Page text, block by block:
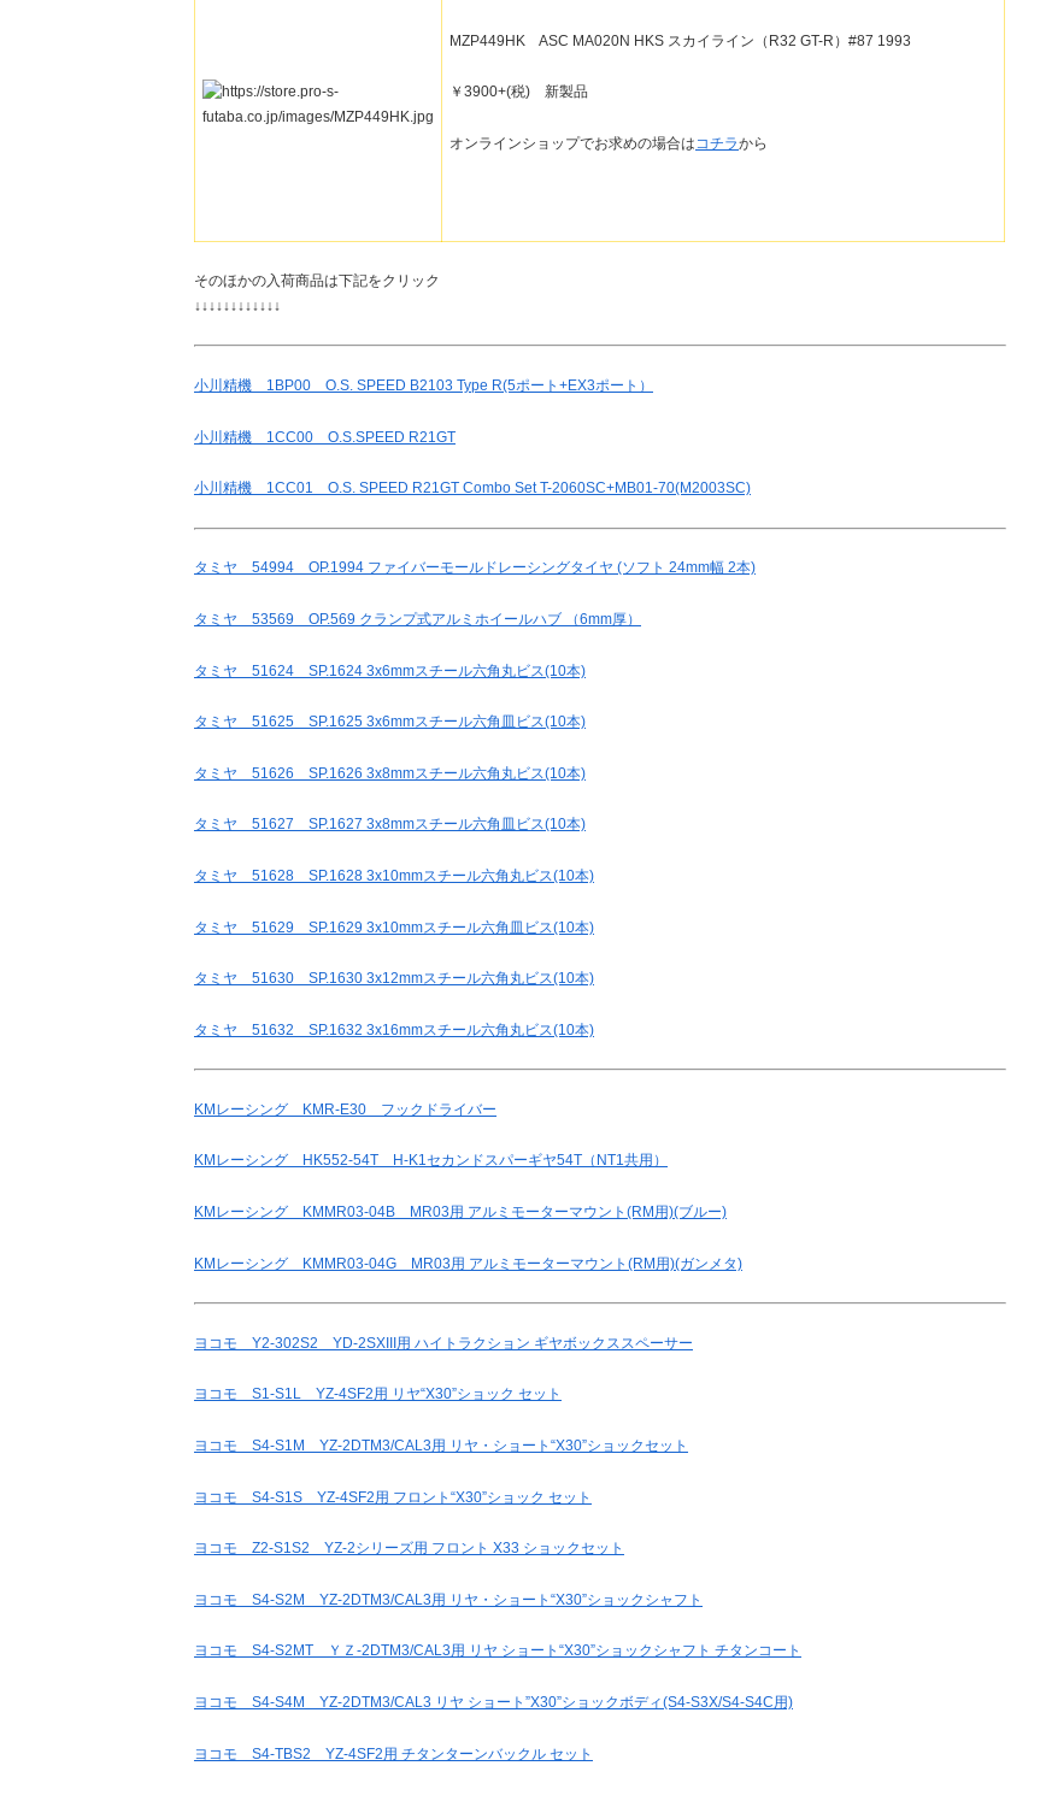
MZP449HK ASC MA020N HKS スカイライン（R32 GT-R）#87 1993
￥3900+(税) 新製品
オンラインショップでお求めの場合はコチラから
そのほかの入荷商品は下記をクリック
↓↓↓↓↓↓↓↓↓↓↓↓
小川精機 1BP00 O.S. SPEED B2103 Type R(5ポート+EX3ポート）
小川精機 1CC00 O.S.SPEED R21GT
小川精機 1CC01 O.S. SPEED R21GT Combo Set T-2060SC+MB01-70(M2003SC)
タミヤ 54994 OP.1994 ファイバーモールドレーシングタイヤ (ソフト 24mm幅 2本)
タミヤ 53569 OP.569 クランプ式アルミホイールハブ （6mm厚）
タミヤ 51624 SP.1624 3x6mmスチール六角丸ビス(10本)
タミヤ 51625 SP.1625 3x6mmスチール六角皿ビス(10本)
タミヤ 51626 SP.1626 3x8mmスチール六角丸ビス(10本)
タミヤ 51627 SP.1627 3x8mmスチール六角皿ビス(10本)
タミヤ 51628 SP.1628 3x10mmスチール六角丸ビス(10本)
タミヤ 51629 SP.1629 3x10mmスチール六角皿ビス(10本)
タミヤ 51630 SP.1630 3x12mmスチール六角丸ビス(10本)
タミヤ 51632 SP.1632 3x16mmスチール六角丸ビス(10本)
KMレーシング KMR-E30 フックドライバー
KMレーシング HK552-54T H-K1セカンドスパーギヤ54T（NT1共用）
KMレーシング KMMR03-04B MR03用 アルミモーターマウント(RM用)(ブルー)
KMレーシング KMMR03-04G MR03用 アルミモーターマウント(RM用)(ガンメタ)
ヨコモ Y2-302S2 YD-2SXIII用 ハイトラクション ギヤボックススペーサー
ヨコモ S1-S1L YZ-4SF2用 リヤ“X30”ショック セット
ヨコモ S4-S1M YZ-2DTM3/CAL3用 リヤ・ショート“X30”ショックセット
ヨコモ S4-S1S YZ-4SF2用 フロント“X30”ショック セット
ヨコモ Z2-S1S2 YZ-2シリーズ用 フロント X33 ショックセット
ヨコモ S4-S2M YZ-2DTM3/CAL3用 リヤ・ショート“X30”ショックシャフト
ヨコモ S4-S2MT ＹＺ-2DTM3/CAL3用 リヤ ショート“X30”ショックシャフト チタンコート
ヨコモ S4-S4M YZ-2DTM3/CAL3 リヤ ショート”X30”ショックボディ(S4-S3X/S4-S4C用)
ヨコモ S4-TBS2 YZ-4SF2用 チタンターンバックル セット